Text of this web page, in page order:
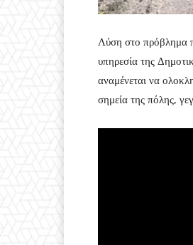
Λύση στο πρόβλημα
υπηρεσία της
αναμένεται να
σημεία της πόλης,